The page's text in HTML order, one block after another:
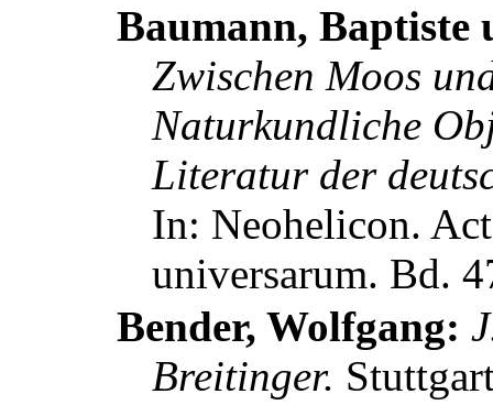
Baumann,
Zwischen Moos
Naturkundliche
Literatur der
In: Neohelicon.
universarum. Bd.
Bender, Wolfgang:
Breitinger.